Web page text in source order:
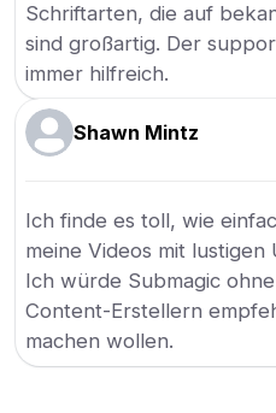
Schriftarten, die auf
sind großartig. Der
immer hilfreich.
Shawn Mintz
Ich finde es toll, wie
meine Videos mit
Ich würde Submagic
Content-Erstellern
machen wollen.